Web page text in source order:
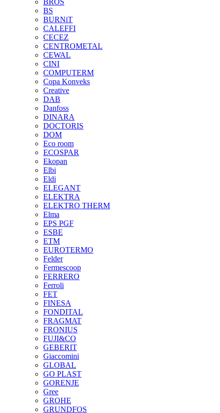
BROS
BS
BURNiT
CALEFFI
CECEZ
CENTROMETAL
CEWAL
CINI
COMPUTERM
Copa Konveks
Creative
DAB
Danfoss
DINARA
DOCTORIS
DOM
Eco room
ECOSPAR
Ekopan
Elbi
Eldi
ELEGANT
ELEKTRA
ELEKTRO THERM
Elma
EPS PGF
ESBE
ETM
EUROTERMO
Felder
Fermescoop
FERRERO
Ferroli
FET
FINESA
FONDITAL
FRAGMAT
FRONIUS
FUJI&CO
GEBERIT
Giaccomini
GLOBAL
GO PLAST
GORENJE
Gree
GROHE
GRUNDFOS